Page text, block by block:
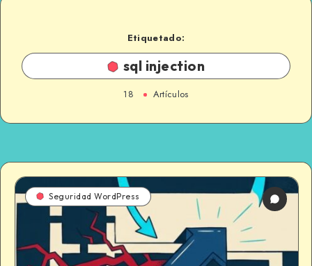
Etiquetado:
sql injection
18 Artículos
Seguridad WordPress